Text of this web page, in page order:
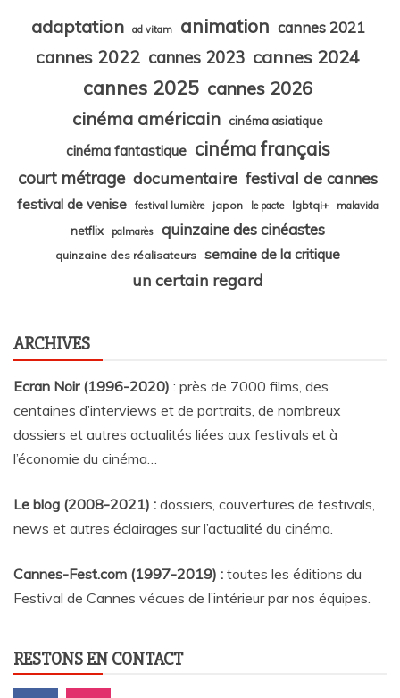
adaptation ad vitam animation cannes 2021
cannes 2022 cannes 2023 cannes 2024
cannes 2025 cannes 2026
cinéma américain
cinéma asiatique
cinéma fantastique cinéma français
court métrage documentaire festival de cannes
festival de venise festival lumière japon le pacte lgbtqi+ malavida
netflix palmarès quinzaine des cinéastes
quinzaine des réalisateurs semaine de la critique
un certain regard
ARCHIVES
Ecran Noir (1996-2020) : près de 7000 films, des
centaines d’interviews et de portraits, de nombreux
dossiers et autres actualités liées aux festivals et à
l’économie du cinéma…
Le blog (2008-2021) : dossiers, couvertures de festivals,
news et autres éclairages sur l’actualité du cinéma
Cannes-Fest.com (1997-2019) : toutes les éditions du
Festival de Cannes vécues de l’intérieur par nos équipes.
RESTONS EN CONTACT